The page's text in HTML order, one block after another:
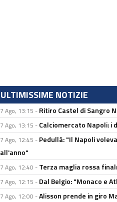
ULTIMISSIME NOTIZIE
7 Ago, 13:15 - Ritiro Castel di Sangro
7 Ago, 13:15 - Calciomercato Napoli:
7 Ago, 12:45 - Pedullà: "Il Napoli
all'anno"
7 Ago, 12:40 - Terza maglia rossa
7 Ago, 12:15 - Dal Belgio: "Monaco e
7 Ago, 12:00 -Alisson prende in giro